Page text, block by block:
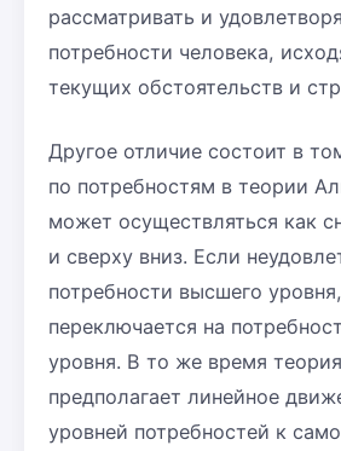
рассматривать и
потребности человека,
текущих обстоятельств и
Другое отличие состоит в
по потребностям в теории
может осуществляться как
и сверху вниз. Если
потребности высшего
переключается на
уровня. В то же время
предполагает линейное
уровней потребностей к